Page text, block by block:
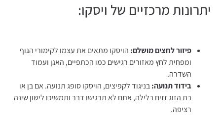
יתרונות מרכזיים של ויסקו:
פיזור לחצים מושלם: הויסקו מתאים את עצמו לקימורי הגוף
ומפחית לחץ מאזורים רגישים כמו הכתפיים, האגן ועמוד
השדרה.
בידוד תנועה:בניגוד לקפיצים, הויסקו סופג תנועה. אם בן או
בת הזוג זזים בלילה, אתם לא תרגישו דבר ותמשיכו לישון שינה
רציפה.